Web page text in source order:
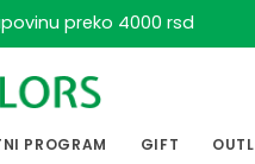
preko 4000 rsd
PROGRAM GIFT